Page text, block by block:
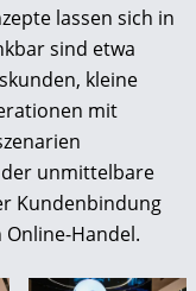
lassen sich in
sind etwa
kleine
mit
unmittelbare
Kundenbindung
Handel.